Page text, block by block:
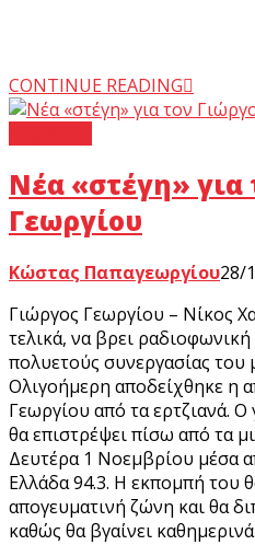
CONTINUE READING
Νέα «στέγη» για
Γεωργίου
Κώστας Παπαγεωργίου28/
Γιώργος Γεωργίου – Νίκος
τελικά, να βρει
πολυετούς συνεργασίας του
Ολιγοήμερη αποδείχθηκε η
Γεωργίου από τα ερτζιανά.
θα επιστρέψει πίσω από τα
Δευτέρα 1 Νοεμβρίου μέσα
Ελλάδα 94.3. Η εκπομπή του
απογευματινή ζώνη και θα
καθώς θα βγαίνει